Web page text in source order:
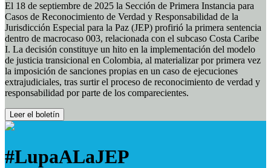
El 18 de septiembre de 2025 la Sección de Primera Instancia para
Casos de Reconocimiento de Verdad y Responsabilidad de la
Jurisdicción Especial para la Paz (JEP) profirió la primera sentencia
dentro de macrocaso 003, relacionada con el subcaso Costa Caribe
I. La decisión constituye un hito en la implementación del modelo
de justicia transicional en Colombia, al materializar por primera vez
la imposición de sanciones propias en un caso de ejecuciones
extrajudiciales, tras surtir el proceso de reconocimiento de verdad y
responsabilidad por parte de los comparecientes.
Leer el boletín
#LupaALaJEP